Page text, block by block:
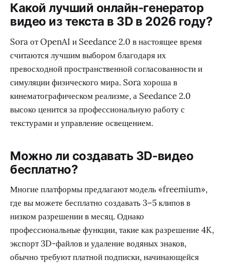
Какой лучший онлайн-генератор
видео из текста в 3D в 2026 году?
Sora от OpenAI и Seedance 2.0 в настоящее время
считаются лучшим выбором благодаря их
превосходной пространственной согласованности и
симуляции физического мира. Sora хороша в
кинематографическом реализме, а Seedance 2.0
высоко ценится за профессиональную работу с
текстурами и управление освещением.
Можно ли создавать 3D-видео
бесплатно?
Многие платформы предлагают модель «freemium»,
где вы можете бесплатно создавать 3–5 клипов в
низком разрешении в месяц. Однако
профессиональные функции, такие как разрешение 4K,
экспорт 3D-файлов и удаление водяных знаков,
обычно требуют платной подписки, начинающейся